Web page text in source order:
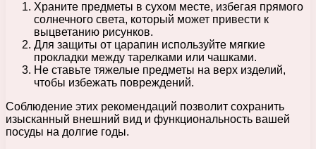
Храните предметы в сухом месте, избегая прямого
солнечного света, который может привести к
выцветанию рисунков.
Для защиты от царапин используйте мягкие
прокладки между тарелками или чашками.
Не ставьте тяжелые предметы на верх изделий,
чтобы избежать повреждений.
Соблюдение этих рекомендаций позволит сохранить
изысканный внешний вид и функциональность вашей
посуды на долгие годы.